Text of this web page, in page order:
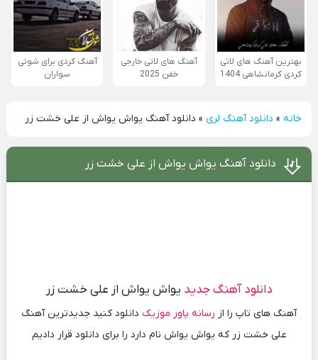
بهترین آهنگ های لاتی
کردی کرمانشاهی 1404
آهنگ های لاتی خارجی
خفن 2025
آهنگ کردی برای شوتی
سواران
خانه» دانلود آهنگ لری » دانلود آهنگ یواش یواش از علی خشت زر
دانلود آهنگ یواش یواش از علی خشت زر
دانلود آهنگ جدید یواش یواش از علی خشت زر
آهنگ های تاپ را از رسانه پاور موزیک دانلود کنید جدیدترین آهنگ
علی خشت زر که یواش یواش نام دارد را برای دانلود قرار دادیم